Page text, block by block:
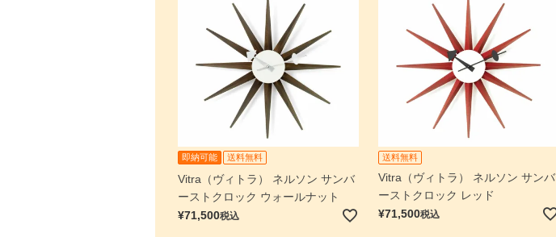
即納可能 送料無料
Vitra（ヴィトラ） ネルソン サンバ
ーストクロック ウォールナット
¥71,500税込
送料無料
Vitra（ヴィトラ） ネルソン サンバ
ーストクロック レッド
¥71,500税込